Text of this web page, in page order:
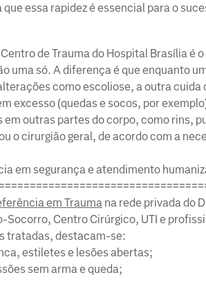
essa rapidez é essencial para o
de Trauma do Hospital Brasília é
uma só. A diferença é que enquanto
como escoliose, a outra cuida
excesso (quedas e socos, por
outras partes do corpo, como rins,
o cirurgião geral, de acordo com a
em segurança e atendimento
em Trauma na rede privada do
Centro Cirúrgico, UTI e
tratadas, destacam-se:
estiletes e lesões abertas;
sem arma e queda;